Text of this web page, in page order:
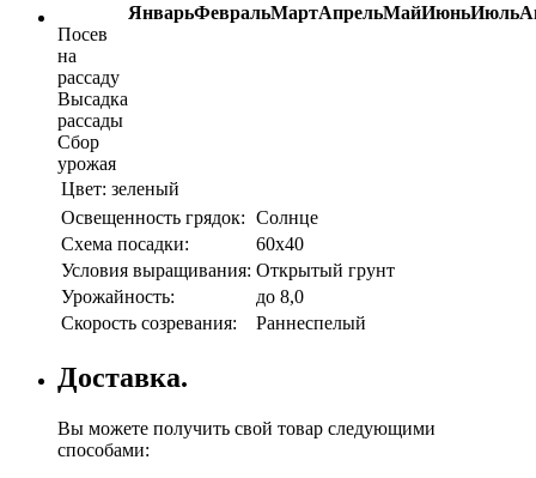
ЯнварьФевральМартАпрельМайИюньИюль
Посев
на
рассаду
Высадка
рассады
Сбор
урожая
Цвет: зеленый
Освещенность грядок: Солнце
Схема посадки:
60х40
Условия выращивания: Открытый грунт
Урожайность:
до 8,0
Скорость созревания:
Раннеспелый
Доставка.
Вы можете получить свой товар следующими
способами: